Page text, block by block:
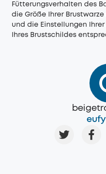
Fütterungsverhalten des
die Größe Ihrer
und die Einstellungen
Ihres Brustschildes